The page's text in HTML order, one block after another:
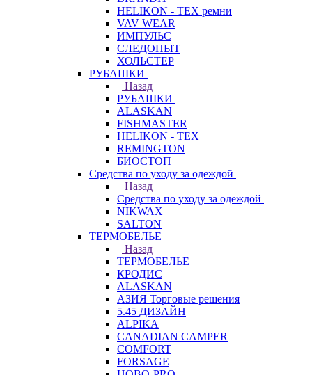
HELIKON - TEX ремни
VAV WEAR
ИМПУЛЬС
СЛЕДОПЫТ
ХОЛЬСТЕР
РУБАШКИ
Назад
РУБАШКИ
ALASKAN
FISHMASTER
HELIKON - TEX
REMINGTON
БИОСТОП
Средства по уходу за одеждой
Назад
Средства по уходу за одеждой
NIKWAX
SALTON
ТЕРМОБЕЛЬЕ
Назад
ТЕРМОБЕЛЬЕ
КРОДИС
ALASKAN
АЗИЯ Торговые решения
5.45 ДИЗАЙН
ALPIKA
CANADIAN CAMPER
COMFORT
FORSAGE